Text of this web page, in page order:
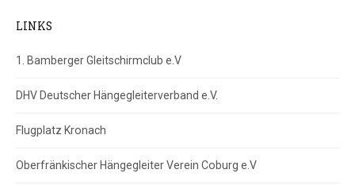
LINKS
1. Bamberger Gleitschirmclub e.V
DHV Deutscher Hängegleiterverband e.V.
Flugplatz Kronach
Oberfränkischer Hängegleiter Verein Coburg e.V